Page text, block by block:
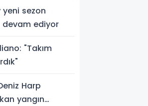
edildi
sezon
devam ediyor
"Takım
Harp
yangın